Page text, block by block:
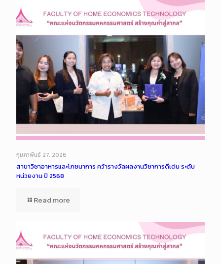
กุมภาพันธ์ 27, 2026
สาขาวิชาอาหารและโภชนาการ คว้ารางวัลผลงานวิชาการดีเด่น ระดับ
หน่วยงาน ปี 2568
Read more